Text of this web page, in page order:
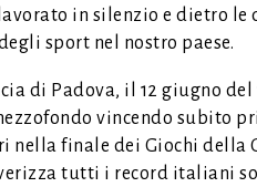
in silenzio e dietro le
sport nel nostro paese.
di Padova, il 12 giugno del
vincendo subito
nella finale dei Giochi della
tutti i record italiani